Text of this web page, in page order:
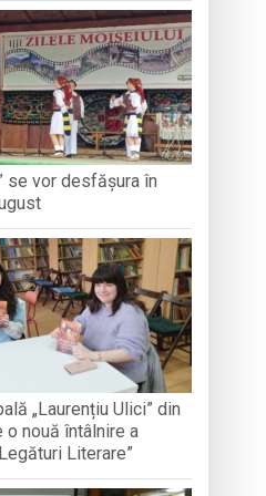
se vor desfășura în
„Laurențiu Ulici” din
nouă întâlnire a
Literare”